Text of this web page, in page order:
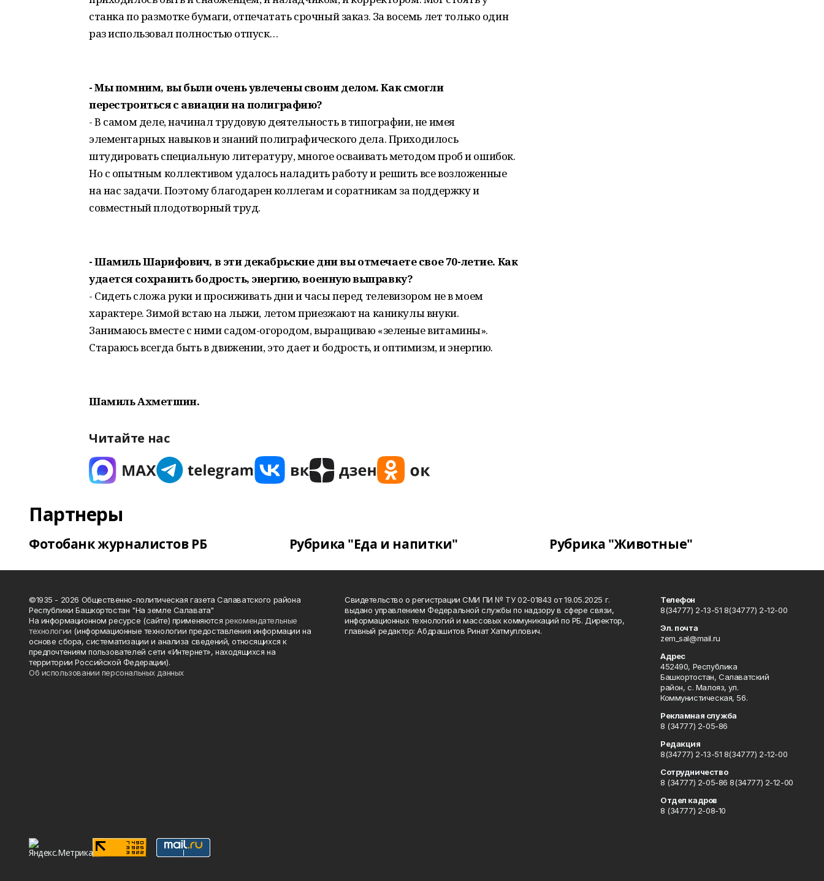
станка по размотке бумаги, отпечатать срочный заказ. За восемь лет только один
раз использовал полностью отпуск…
- Мы помним, вы были очень увлечены своим делом. Как смогли
перестроиться с авиации на полиграфию?
- В самом деле, начинал трудовую деятельность в типографии, не имея
элементарных навыков и знаний полиграфического дела. Приходилось
штудировать специальную литературу, многое осваивать методом проб и ошибок.
Но с опытным коллективом удалось наладить работу и решить все возложенные
на нас задачи. Поэтому благодарен коллегам и соратникам за поддержку и
совместный плодотворный труд.
- Шамиль Шарифович, в эти декабрьские дни вы отмечаете свое 70-летие. Как
удается сохранить бодрость, энергию, военную выправку?
- Сидеть сложа руки и просиживать дни и часы перед телевизором не в моем
характере. Зимой встаю на лыжи, летом приезжают на каникулы внуки.
Занимаюсь вместе с ними садом-огородом, выращиваю «зеленые витамины».
Стараюсь всегда быть в движении, это дает и бодрость, и оптимизм, и энергию.
Шамиль Ахметшин.
Читайте нас
Партнеры
Фотобанк журналистов РБ Рубрика "Еда и напитки" Рубрика "Животные"
©1935 - 2026 Общественно-политическая газета Салаватского района
Республики Башкортостан "На земле Салавата"
На информационном ресурсе (сайте) применяются рекомендательные
технологии (информационные технологии предоставления информации на
основе сбора, систематизации и анализа сведений, относящихся к
предпочтениям пользователей сети «Интернет», находящихся на
территории Российской Федерации).
Об использовании персональных данных
Свидетельство о регистрации СМИ ПИ № ТУ 02-01843 от 19.05.2025 г.
выдано управлением Федеральной службы по надзору в сфере связи,
информационных технологий и массовых коммуникаций по РБ. Директор,
главный редактор: Абдрашитов Ринат Хатмуллович.
Телефон
8(34777) 2-13-51 8(34777) 2-12-00
Эл. почта
zem_sal@mail.ru
Адрес
452490, Республика
Башкортостан, Салаватский
район, с. Малояз, ул.
Коммунистическая, 56.
Рекламная служба
8 (34777) 2-05-86
Редакция
8(34777) 2-13-51 8(34777) 2-12-00
Сотрудничество
8 (34777) 2-05-86 8(34777) 2-12-00
Отдел кадров
8 (34777) 2-08-10